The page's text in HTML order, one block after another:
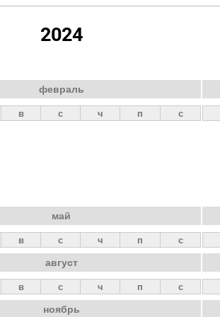
2024
февраль
в с ч п с
май
в с ч п с
август
в с ч п с
ноябрь